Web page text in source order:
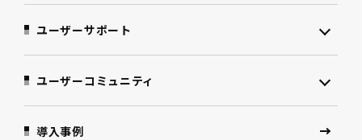
ユーザーサポート
ユーザーコミュニティ
導入事例